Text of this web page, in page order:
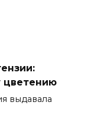
цветению
выдавала